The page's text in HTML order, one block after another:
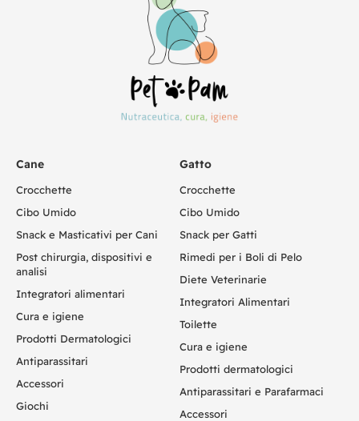
Cane
Crocchette
Cibo Umido
Snack e Masticativi per Cani
Post chirurgia, dispositivi e
analisi
Integratori alimentari
Cura e igiene
Prodotti Dermatologici
Antiparassitari
Accessori
Giochi
Gatto
Crocchette
Cibo Umido
Snack per Gatti
Rimedi per i Boli di Pelo
Diete Veterinarie
Integratori Alimentari
Toilette
Cura e igiene
Prodotti dermatologici
Antiparassitari e Parafarmaci
Accessori